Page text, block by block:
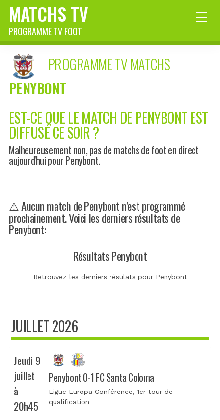
MATCHS TV
PROGRAMME TV FOOT
PROGRAMME TV MATCHS
PENYBONT
EST-CE QUE LE MATCH DE PENYBONT EST
DIFFUSÉ CE SOIR ?
Malheureusement non, pas de matchs de foot en direct
aujourd'hui pour Penybont.
⚠️ Aucun match de Penybont n’est programmé
prochainement. Voici les derniers résultats de
Penybont:
Résultats Penybont
Retrouvez les derniers résulats pour Penybont
JUILLET 2026
Jeudi 9
juillet
à
20h45
Penybont 0-1 FC Santa Coloma
Ligue Europa Conférence, 1er tour de
qualification